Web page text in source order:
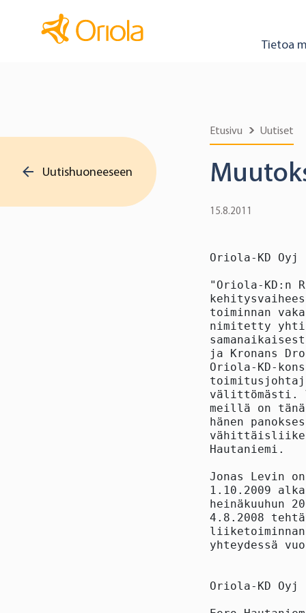
Tietoa
Uutishuoneeseen
Etusivu Uutiset
15.8.2011
Oriola-KD
"Oriola-KD:n
toiminnan
nimitetty
ja Kronans
Oriola-KD-
välittömästi.
meillä on
hänen
Hautaniemi.
Jonas Levin
1.10.2009
heinäkuuhun
4.8.2008
liiketoiminnan
yhteydessä
Oriola-KD Oyj